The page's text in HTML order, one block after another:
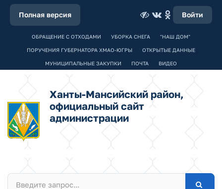
Полная версия Войти
ОБРАЩЕНИЕ С ОТХОДАМИ УБОРКА СНЕГА "НАШ ДОМ"
ПОРУЧЕНИЯ ГУБЕРНАТОРА ХМАО-ЮГРЫ ОТКРЫТЫЕ ДАННЫЕ
МУНИЦИПАЛЬНЫЕ ЗАКУПКИ ПОЧТА ВИДЕО
Ханты-Мансийский район,
официальный сайт
администрации